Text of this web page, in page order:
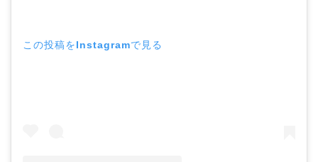
この投稿をInstagramで見る